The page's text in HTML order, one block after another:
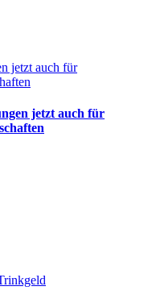
jetzt auch für
jetzt auch für